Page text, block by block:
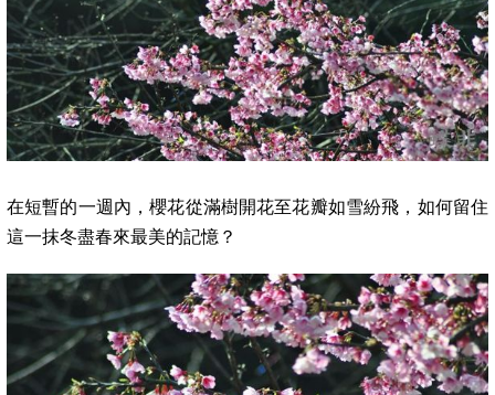
在短暫的一週內，櫻花從滿樹開花至花瓣如雪紛飛 ， 如何留住
這一抹冬盡春來最美的記憶？